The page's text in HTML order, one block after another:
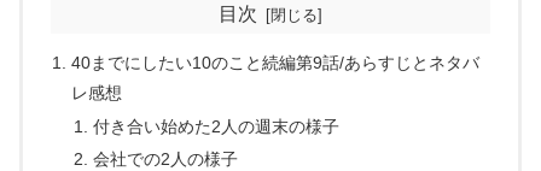
目次
40までにしたい10のこと続編第9話/あらすじとネタバ
レ感想
付き合い始めた2人の週末の様子
会社での2人の様子